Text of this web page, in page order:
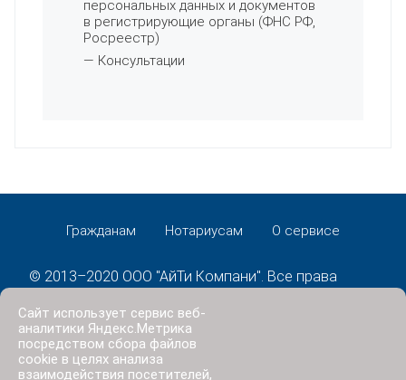
персональных данных и документов
в регистрирующие органы (ФНС РФ,
Росреестр)
— Консультации
Гражданам Нотариусам О сервисе
© 2013–2020 ООО "АйТи Компани". Все права
Политика конфиденциальности
Сайт использует сервис веб-
аналитики Яндекс.Метрика
посредством сбора файлов
cookie в целях анализа
взаимодействия посетителей,